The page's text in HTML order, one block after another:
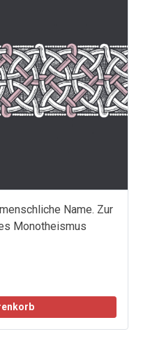
Name. Zur
Monotheismus